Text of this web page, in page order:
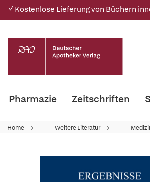
✓ Kostenlose Lieferung von Büchern
Pharmazie Zeitschriften
Home Weitere Literatur